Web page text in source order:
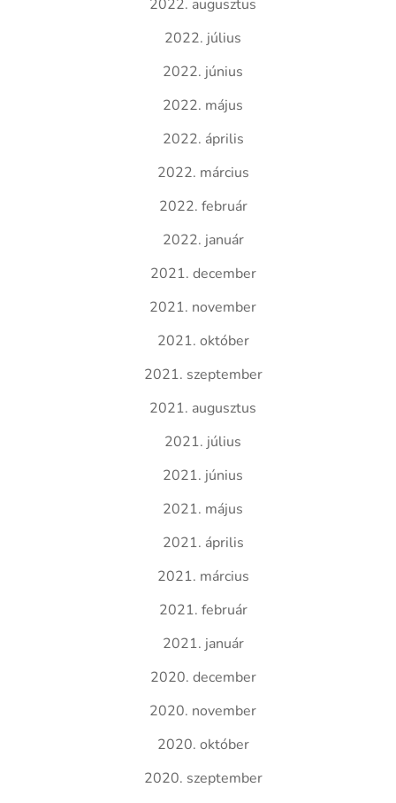
2022. augusztus
2022. július
2022. június
2022. május
2022. április
2022. március
2022. február
2022. január
2021. december
2021. november
2021. október
2021. szeptember
2021. augusztus
2021. július
2021. június
2021. május
2021. április
2021. március
2021. február
2021. január
2020. december
2020. november
2020. október
2020. szeptember